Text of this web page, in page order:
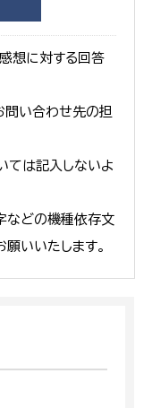
想に対する回答
問い合わせ先の担
ては記入しないよ
などの機種依存文
いいたします。